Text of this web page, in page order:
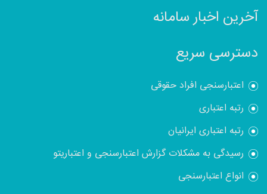
آخرین اخبار سامانه
دسترسی سریع
اعتبارسنجی افراد حقوقی
رتبه اعتباری
رتبه اعتباری ایرانیان
رسیدگی به مشکلات گزارش اعتبارسنجی و اعتباریتو
انواع اعتبارسنجی